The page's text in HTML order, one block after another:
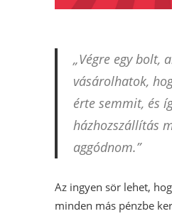
„Végre egy bolt,
vásárolhatok,
érte semmit, és
házhozszállítás
aggódnom.”
Az ingyen sör lehet,
minden más pénzbe